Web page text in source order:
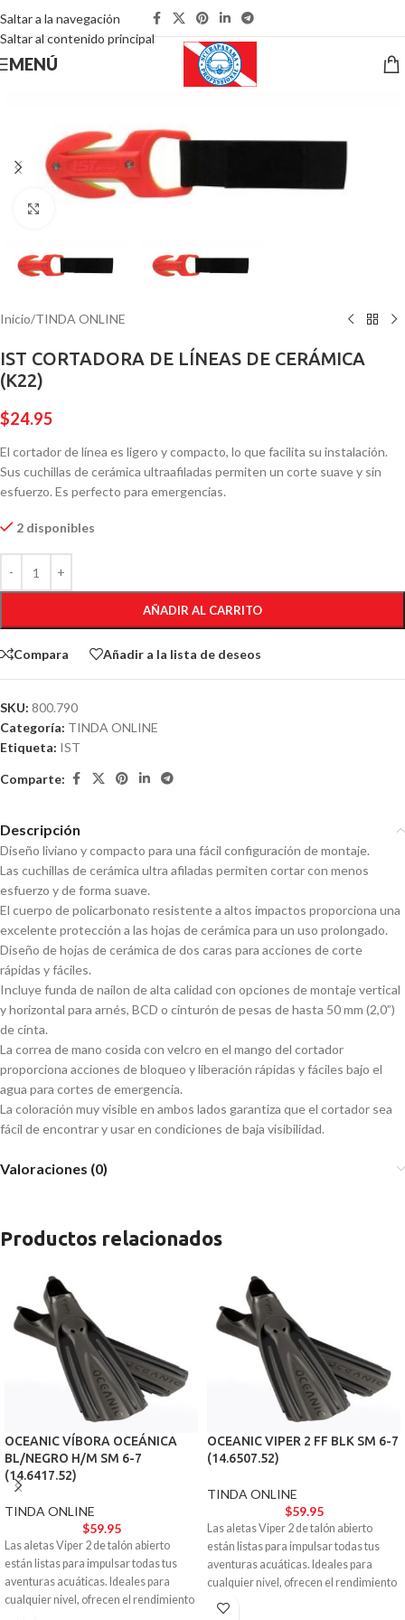
Saltar a la navegación
Saltar al contenido principal
MENÚ
Inicio/TINDA ONLINE
IST CORTADORA DE LÍNEAS DE CERÁMICA
(K22)
$24.95
El cortador de línea es ligero y compacto, lo que facilita su instalación.
Sus cuchillas de cerámica ultraafiladas permiten un corte suave y sin
esfuerzo. Es perfecto para emergencias.
2 disponibles
AÑADIR AL CARRITO
Compara Añadir a la lista de deseos
SKU: 800.790
Categoría: TINDA ONLINE
Etiqueta: IST
Comparte:
Descripción
Diseño liviano y compacto para una fácil configuración de montaje.
Las cuchillas de cerámica ultra afiladas permiten cortar con menos
esfuerzo y de forma suave.
El cuerpo de policarbonato resistente a altos impactos proporciona una
excelente protección a las hojas de cerámica para un uso prolongado.
Diseño de hojas de cerámica de dos caras para acciones de corte
rápidas y fáciles.
Incluye funda de nailon de alta calidad con opciones de montaje vertical
y horizontal para arnés, BCD o cinturón de pesas de hasta 50 mm (2,0”)
de cinta.
La correa de mano cosida con velcro en el mango del cortador
proporciona acciones de bloqueo y liberación rápidas y fáciles bajo el
agua para cortes de emergencia.
La coloración muy visible en ambos lados garantiza que el cortador sea
fácil de encontrar y usar en condiciones de baja visibilidad.
Valoraciones (0)
Productos relacionados
OCEANIC VÍBORA OCEÁNICA
BL/NEGRO H/M SM 6-7
(14.6417.52)
TINDA ONLINE
$59.95
Las aletas Viper 2 de talón abierto
están listas para impulsar todas tus
aventuras acuáticas. Ideales para
cualquier nivel, ofrecen el rendimiento
OCEANIC VIPER 2 FF BLK SM 6-7
(14.6507.52)
TINDA ONLINE
$59.95
Las aletas Viper 2 de talón abierto
están listas para impulsar todas tus
aventuras acuáticas. Ideales para
cualquier nivel, ofrecen el rendimiento
y la estética de un modelo de élite.